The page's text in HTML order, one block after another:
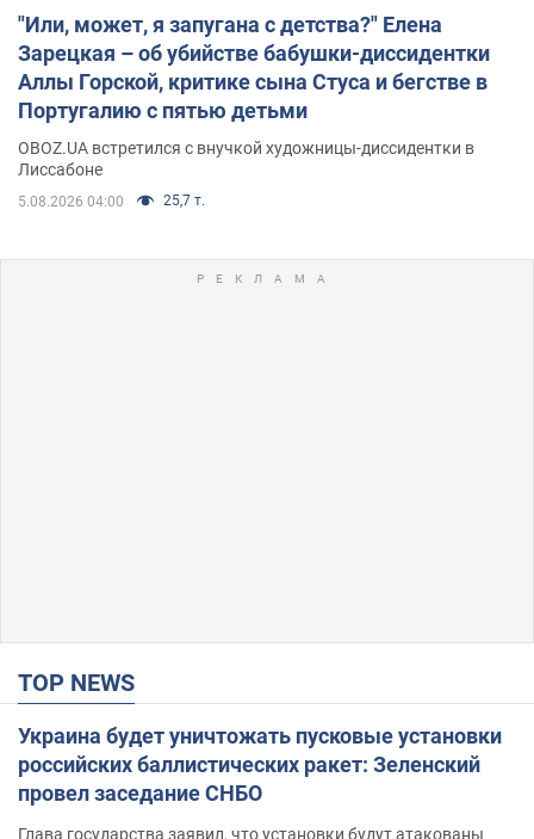
"Или, может, я запугана с детства?" Елена
Зарецкая – об убийстве бабушки-диссидентки
Аллы Горской, критике сына Стуса и бегстве в
Португалию с пятью детьми
OBOZ.UA встретился с внучкой художницы-диссидентки в
Лиссабоне
5.08.2026 04:00 25,7 т.
TOP NEWS
Украина будет уничтожать пусковые установки
российских баллистических ракет: Зеленский
провел заседание СНБО
Глава государства заявил, что установки будут атакованы